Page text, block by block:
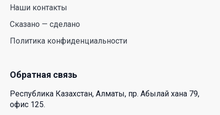
Наши контакты
Сказано — сделано
Политика конфиденциальности
Обратная связь
Республика Казахстан, Алматы, пр. Абылай хана 79,
офис 125.